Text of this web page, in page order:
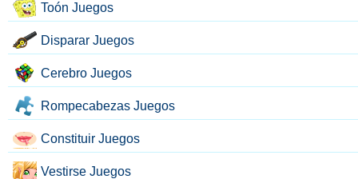
Toón Juegos
Disparar Juegos
Cerebro Juegos
Rompecabezas Juegos
Constituir Juegos
Vestirse Juegos